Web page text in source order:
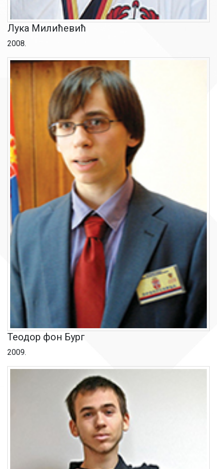
Лука Милићевић
2008.
Теодор фон Бург
2009.